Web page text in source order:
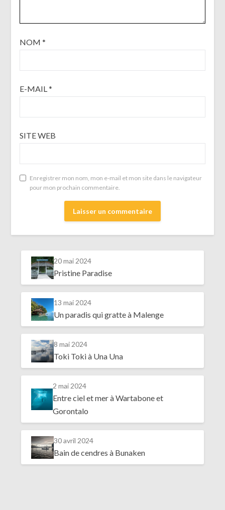
NOM *
E-MAIL*
SITE WEB
Enregistrer mon nom, mon e-mail et mon site dans le navigateur
pour mon prochain commentaire.
20 mai 2024
Pristine Paradise
13 mai 2024
Un paradis qui gratte à Malenge
8 mai 2024
Toki Toki à Una Una
2 mai 2024
Entre ciel et mer à Wartabone et
Gorontalo
30 avril 2024
Bain de cendres à Bunaken